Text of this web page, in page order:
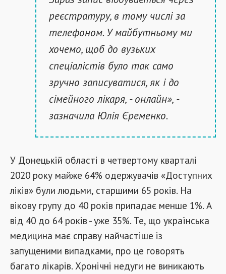
реєстратуру, в тому числі за
телефоном. У майбутньому ми
хочемо, щоб до вузьких
спеціалістів було так само
зручно записуватися, як і до
сімейного лікаря, - онлайн», -
зазначила Юлія Єременко.
У Донецькій області в четвертому кварталі
2020 року майже 64% одержувачів «Доступних
ліків» були людьми, старшими 65 років. На
вікову групу до 40 років припадає менше 1%. А
від 40 до 64 років - уже 35%. Те, що українська
медицина має справу найчастіше із
запущеними випадками, про це говорять
багато лікарів. Хронічні недуги не виникають